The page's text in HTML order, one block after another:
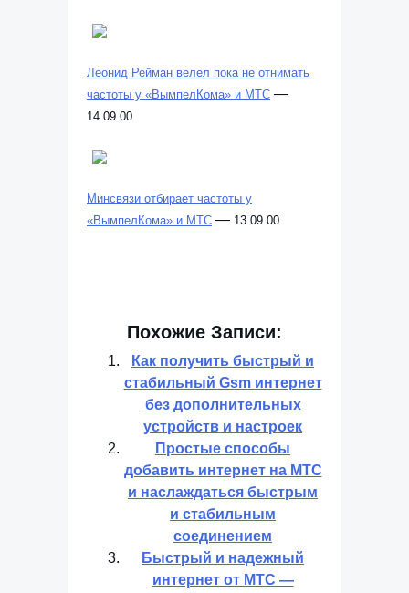
Леонид Рейман велел пока не отнимать
частоты у «ВымпелКома» и МТС —
14.09.00
Минсвязи отбирает частоты у
«ВымпелКома» и МТС — 13.09.00
Похожие Записи:
Как получить быстрый и
стабильный Gsm интернет
без дополнительных
устройств и настроек
Простые способы
добавить интернет на МТС
и наслаждаться быстрым
и стабильным
соединением
Быстрый и надежный
интернет от МТС —